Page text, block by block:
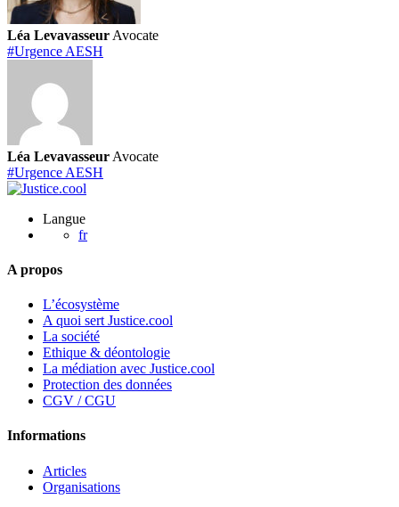
Léa Levavasseur Avocate
#Urgence AESH
Léa Levavasseur Avocate
#Urgence AESH
Langue
fr
A propos
L’écosystème
A quoi sert Justice.cool
La société
Ethique & déontologie
La médiation avec Justice.cool
Protection des données
CGV / CGU
Informations
Articles
Organisations